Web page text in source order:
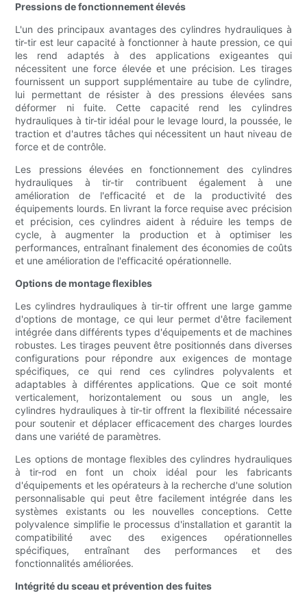
Pressions de fonctionnement élevés
L'un des principaux avantages des cylindres hydrauliques à
tir-tir est leur capacité à fonctionner à haute pression, ce qui
les rend adaptés à des applications exigeantes qui
nécessitent une force élevée et une précision. Les tirages
fournissent un support supplémentaire au tube de cylindre,
lui permettant de résister à des pressions élevées sans
déformer ni fuite. Cette capacité rend les cylindres
hydrauliques à tir-tir idéal pour le levage lourd, la poussée, le
traction et d'autres tâches qui nécessitent un haut niveau de
force et de contrôle.
Les pressions élevées en fonctionnement des cylindres
hydrauliques à tir-tir contribuent également à une
amélioration de l'efficacité et de la productivité des
équipements lourds. En livrant la force requise avec précision
et précision, ces cylindres aident à réduire les temps de
cycle, à augmenter la production et à optimiser les
performances, entraînant finalement des économies de coûts
et une amélioration de l'efficacité opérationnelle.
Options de montage flexibles
Les cylindres hydrauliques à tir-tir offrent une large gamme
d'options de montage, ce qui leur permet d'être facilement
intégrée dans différents types d'équipements et de machines
robustes. Les tirages peuvent être positionnés dans diverses
configurations pour répondre aux exigences de montage
spécifiques, ce qui rend ces cylindres polyvalents et
adaptables à différentes applications. Que ce soit monté
verticalement, horizontalement ou sous un angle, les
cylindres hydrauliques à tir-tir offrent la flexibilité nécessaire
pour soutenir et déplacer efficacement des charges lourdes
dans une variété de paramètres.
Les options de montage flexibles des cylindres hydrauliques
à tir-rod en font un choix idéal pour les fabricants
d'équipements et les opérateurs à la recherche d'une solution
personnalisable qui peut être facilement intégrée dans les
systèmes existants ou les nouvelles conceptions. Cette
polyvalence simplifie le processus d'installation et garantit la
compatibilité avec des exigences opérationnelles
spécifiques, entraînant des performances et des
fonctionnalités améliorées.
Intégrité du sceau et prévention des fuites